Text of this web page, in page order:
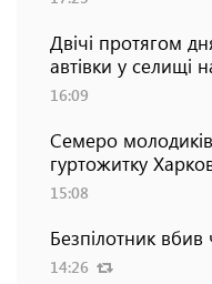
Двічі протягом
автівки у селищі
16:09
Семеро
гуртожитку
15:08
Безпілотник вбив
14:26